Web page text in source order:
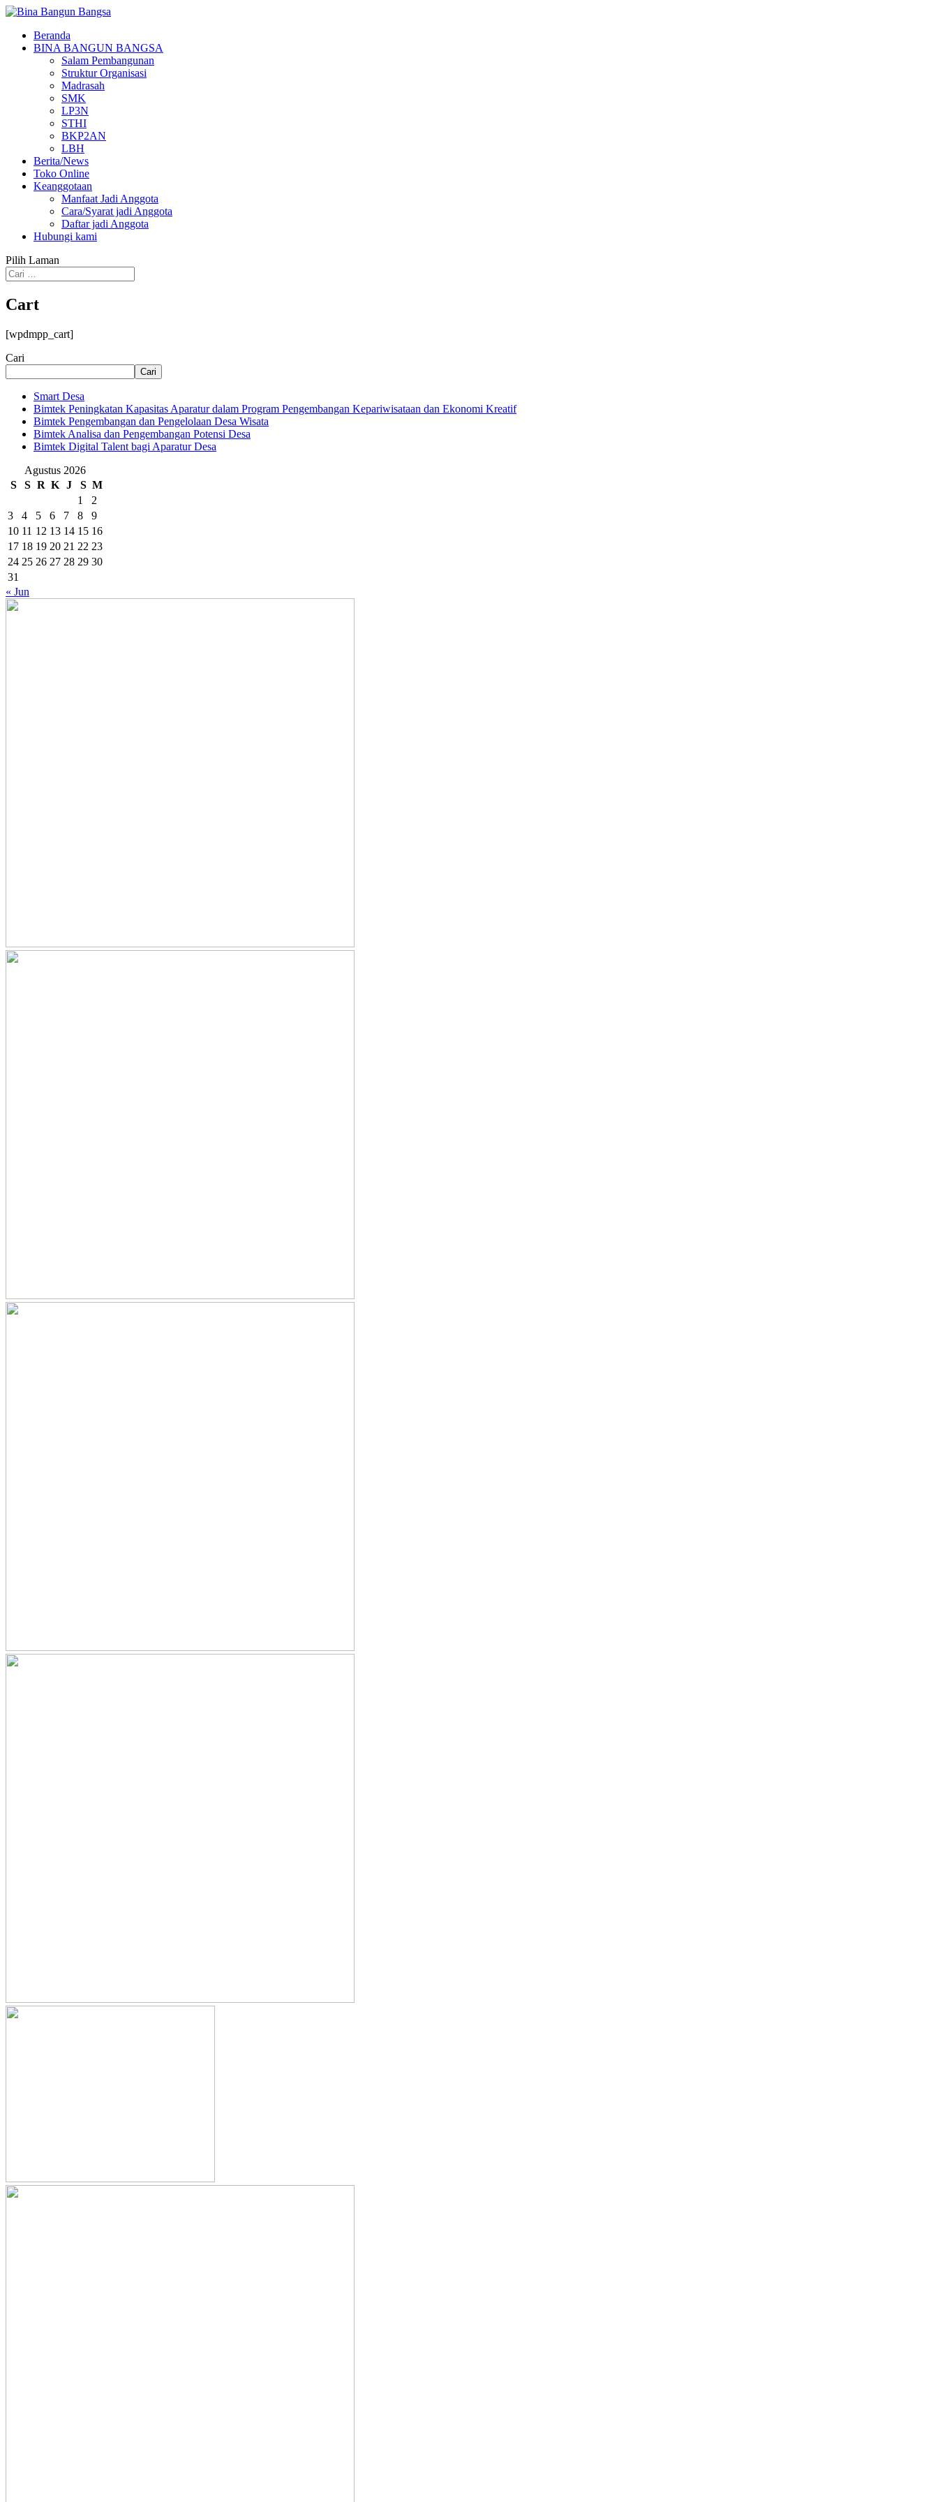
Beranda
BINA BANGUN BANGSA
Salam Pembangunan
Struktur Organisasi
Madrasah
SMK
LP3N
STHI
BKP2AN
LBH
Berita/News
Toko Online
Keanggotaan
Manfaat Jadi Anggota
Cara/Syarat jadi Anggota
Daftar jadi Anggota
Hubungi kami
Pilih Laman
Cart
[wpdmpp_cart]
Cari
Cari
Smart Desa
Bimtek Peningkatan Kapasitas Aparatur dalam Program Pengembangan Kepariwisataan dan Ekonomi Kreatif
Bimtek Pengembangan dan Pengelolaan Desa Wisata
Bimtek Analisa dan Pengembangan Potensi Desa
Bimtek Digital Talent bagi Aparatur Desa
Agustus 2026
S
S R K J S M
1
2
3
4 5 6 7 8
9
10 11 12 13 14 15 16
17 18 19 20 21 22 23
24 25 26 27 28 29 30
31
« Jun